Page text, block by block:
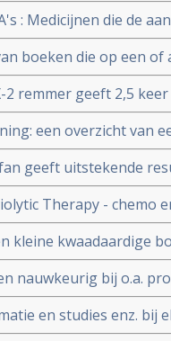
en
: Medicijnen die de
vaak ingezet worden
(17%) om te sterven
boeken die op een
2 remmer geeft 2,5
dubbelblinde
op 1 dag.
een overzicht van
chemo en
geeft uitstekende
Therapy - chemo
door hoge
kleine kwaadaardige
toegepast.
nauwkeurig bij o.a.
en studies enz. bij